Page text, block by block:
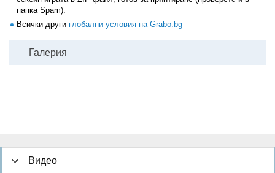
папка Spam).
Всички други глобални условия на Grabo.bg
Галерия
Видео